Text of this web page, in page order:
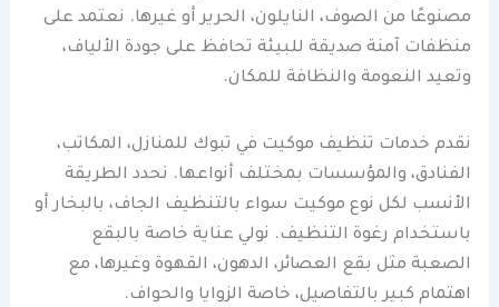
مصنوعًا من الصوف، النايلون، الحرير أو غيرها. نعتمد على
منظفات آمنة صديقة للبيئة تحافظ على جودة الألياف،
وتعيد النعومة والنظافة للمكان.
نقدم خدمات تنظيف موكيت في تبوك للمنازل، المكاتب،
الفنادق، والمؤسسات بمختلف أنواعها. نحدد الطريقة
الأنسب لكل نوع موكيت سواء بالتنظيف الجاف، بالبخار أو
باستخدام رغوة التنظيف. نولي عناية خاصة بالبقع
الصعبة مثل بقع العصائر، الدهون، القهوة وغيرها، مع
اهتمام كبير بالتفاصيل، خاصة الزوايا والحواف.